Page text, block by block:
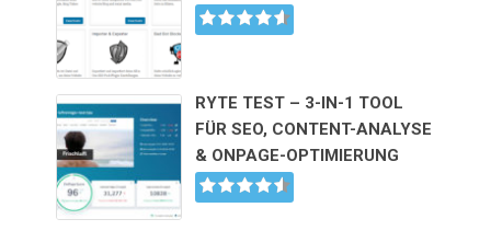
RYTE TEST – 3-IN-1 TOOL
FÜR SEO, CONTENT-ANALYSE
& ONPAGE-OPTIMIERUNG